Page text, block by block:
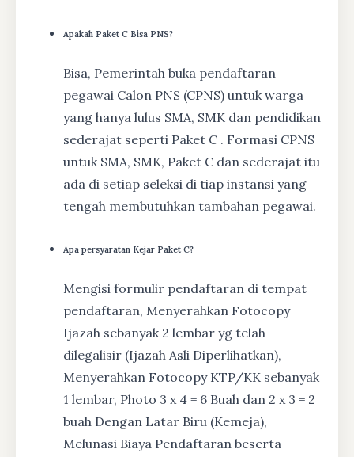
Apakah Paket C Bisa PNS?
Bisa, Pemerintah buka pendaftaran
pegawai Calon PNS (CPNS) untuk warga
yang hanya lulus SMA, SMK dan pendidikan
sederajat seperti Paket C . Formasi CPNS
untuk SMA, SMK, Paket C dan sederajat itu
ada di setiap seleksi di tiap instansi yang
tengah membutuhkan tambahan pegawai.
Apa persyaratan Kejar Paket C?
Mengisi formulir pendaftaran di tempat
pendaftaran, Menyerahkan Fotocopy
Ijazah sebanyak 2 lembar yg telah
dilegalisir (Ijazah Asli Diperlihatkan),
Menyerahkan Fotocopy KTP/KK sebanyak
1 lembar, Photo 3 x 4 = 6 Buah dan 2 x 3 = 2
buah Dengan Latar Biru (Kemeja),
Melunasi Biaya Pendaftaran beserta